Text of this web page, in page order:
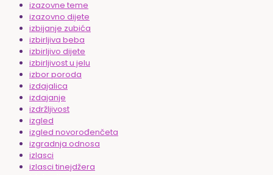
izazovne teme
izazovno dijete
izbijanje zubića
izbirljiva beba
izbirljivo dijete
izbirljivost u jelu
izbor poroda
izdajalica
izdajanje
izdržljivost
izgled
izgled novorođenčeta
izgradnja odnosa
izlasci
izlasci tinejdžera